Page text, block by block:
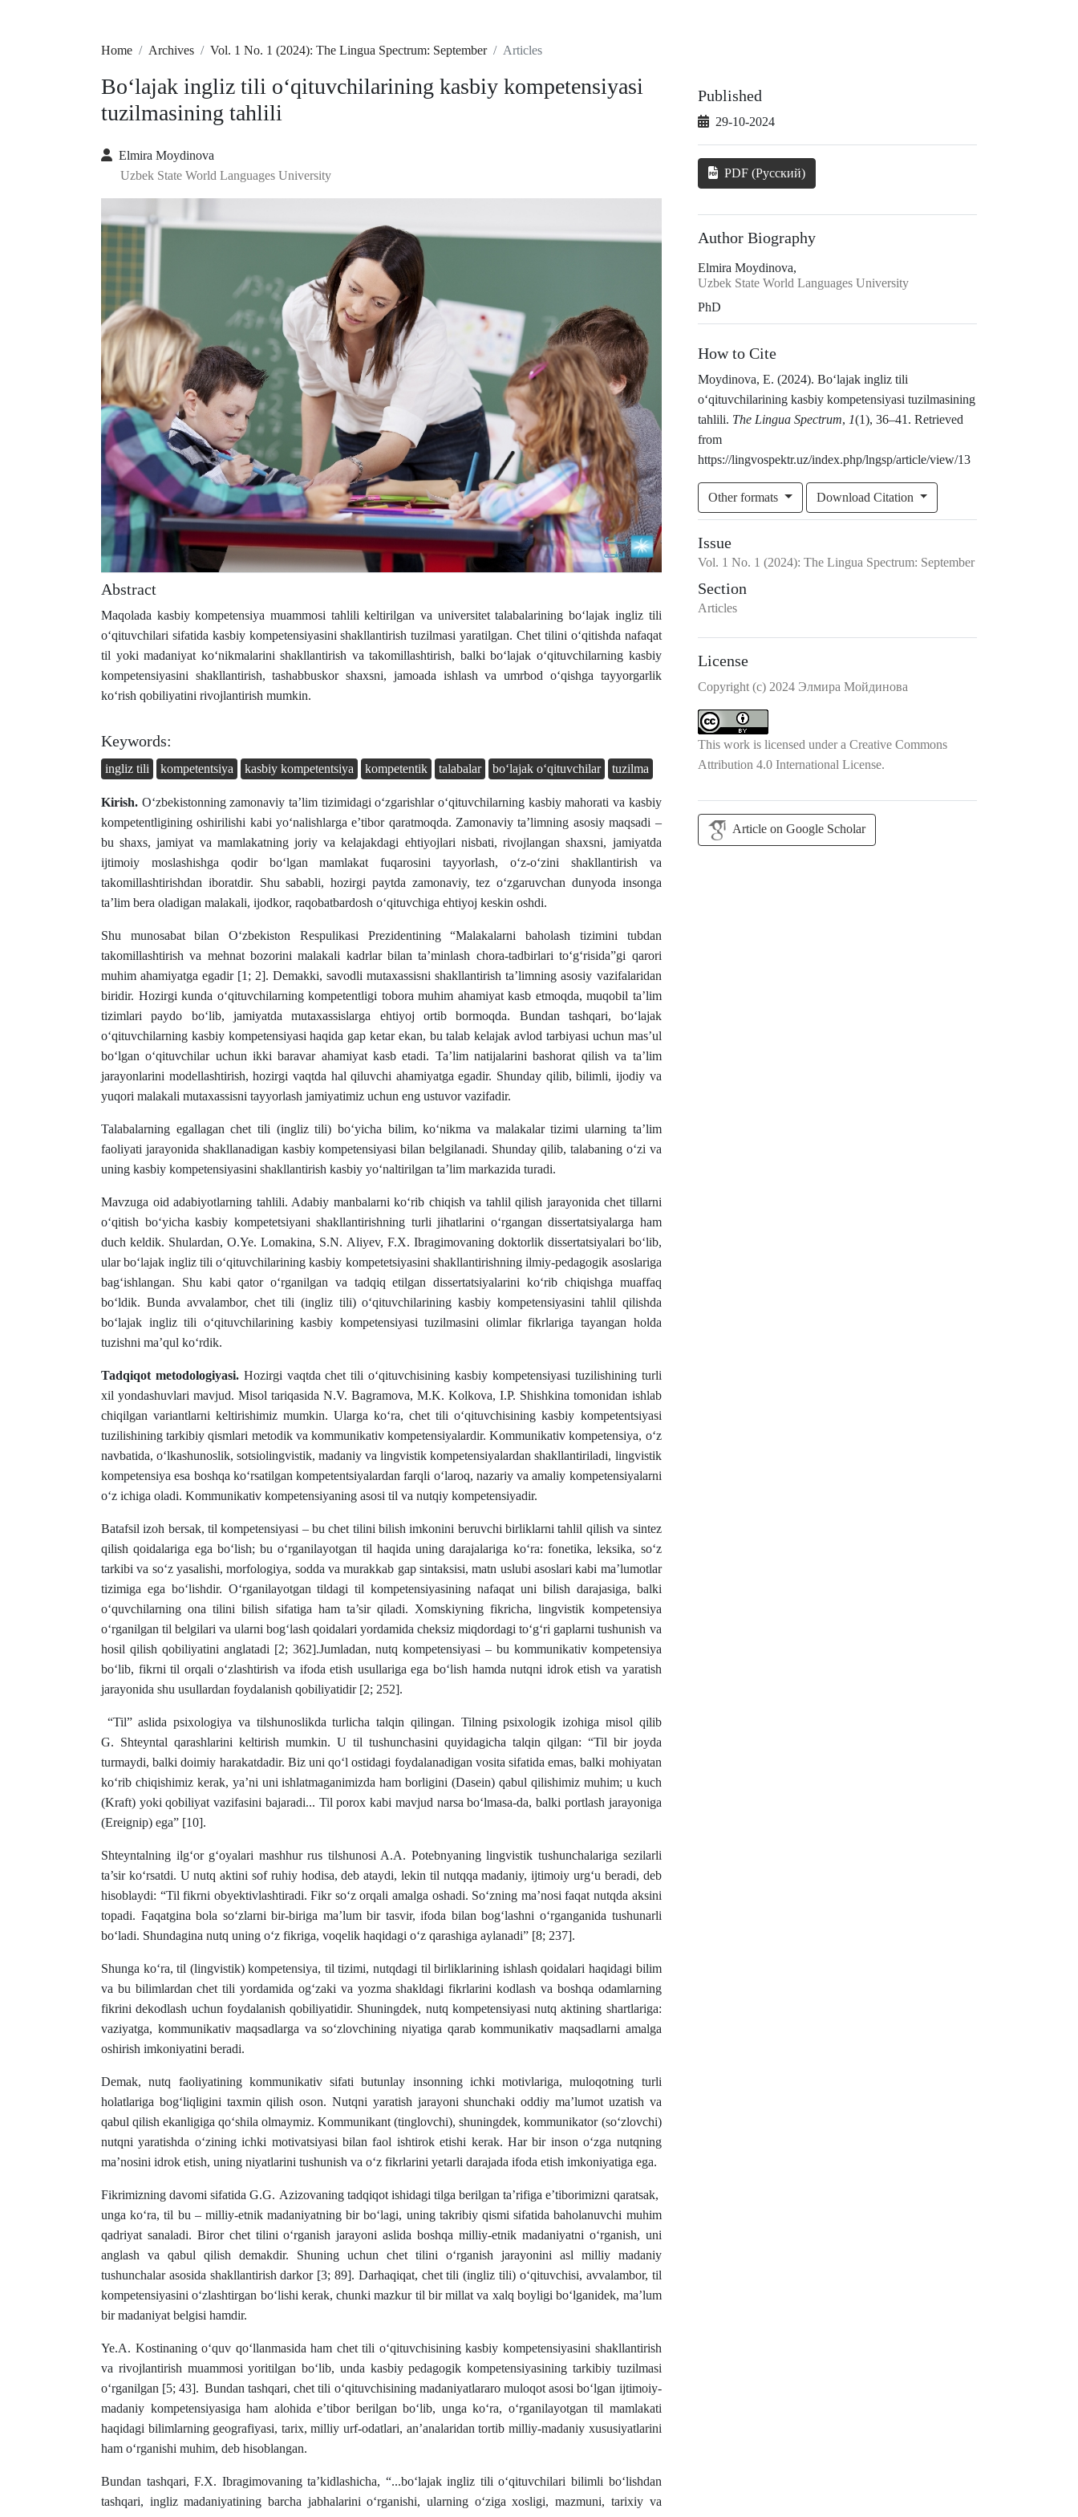
Home Archives Vol. 1 No. 1 (2024): The Lingua Spectrum: September Articles
Bo‘lajak ingliz tili o‘qituvchilarining kasbiy kompetensiyasi
tuzilmasining tahlili
Elmira Moydinova
Uzbek State World Languages University
Abstract
Maqolada kasbiy kompetensiya muammosi tahlili keltirilgan va universitet talabalarining bo‘lajak ingliz tili
o‘qituvchilari sifatida kasbiy kompetensiyasini shakllantirish tuzilmasi yaratilgan. Chet tilini o‘qitishda nafaqat
til yoki madaniyat ko‘nikmalarini shakllantirish va takomillashtirish, balki bo‘lajak o‘qituvchilarning kasbiy
kompetensiyasini shakllantirish, tashabbuskor shaxsni, jamoada ishlash va umrbod o‘qishga tayyorgarlik
ko‘rish qobiliyatini rivojlantirish mumkin.
Keywords:
ingliz tili kompetentsiya kasbiy kompetentsiya kompetentik talabalar bo‘lajak o‘qituvchilar tuzilma
Kirish. O‘zbekistonning zamonaviy ta’lim tizimidagi o‘zgarishlar o‘qituvchilarning kasbiy mahorati va kasbiy
kompetentligining oshirilishi kabi yo‘nalishlarga e’tibor qaratmoqda. Zamonaviy ta’limning asosiy maqsadi –
bu shaxs, jamiyat va mamlakatning joriy va kelajakdagi ehtiyojlari nisbati, rivojlangan shaxsni, jamiyatda
ijtimoiy moslashishga qodir bo‘lgan mamlakat fuqarosini tayyorlash, o‘z‑o‘zini shakllantirish va
takomillashtirishdan iboratdir. Shu sababli, hozirgi paytda zamonaviy, tez o‘zgaruvchan dunyoda insonga
ta’lim bera oladigan malakali, ijodkor, raqobatbardosh o‘qituvchiga ehtiyoj keskin oshdi.
Shu munosabat bilan O‘zbekiston Respulikasi Prezidentining “Malakalarni baholash tizimini tubdan
takomillashtirish va mehnat bozorini malakali kadrlar bilan ta’minlash chora-tadbirlari to‘g‘risida”gi qarori
muhim ahamiyatga egadir [1; 2]. Demakki, savodli mutaxassisni shakllantirish ta’limning asosiy vazifalaridan
biridir. Hozirgi kunda o‘qituvchilarning kompetentligi tobora muhim ahamiyat kasb etmoqda, muqobil ta’lim
tizimlari paydo bo‘lib, jamiyatda mutaxassislarga ehtiyoj ortib bormoqda. Bundan tashqari, bo‘lajak
o‘qituvchilarning kasbiy kompetensiyasi haqida gap ketar ekan, bu talab kelajak avlod tarbiyasi uchun mas’ul
bo‘lgan o‘qituvchilar uchun ikki baravar ahamiyat kasb etadi. Ta’lim natijalarini bashorat qilish va ta’lim
jarayonlarini modellashtirish, hozirgi vaqtda hal qiluvchi ahamiyatga egadir. Shunday qilib, bilimli, ijodiy va
yuqori malakali mutaxassisni tayyorlash jamiyatimiz uchun eng ustuvor vazifadir.
Talabalarning egallagan chet tili (ingliz tili) bo‘yicha bilim, ko‘nikma va malakalar tizimi ularning ta’lim
faoliyati jarayonida shakllanadigan kasbiy kompetensiyasi bilan belgilanadi. Shunday qilib, talabaning o‘zi va
uning kasbiy kompetensiyasini shakllantirish kasbiy yo‘naltirilgan ta’lim markazida turadi.
Mavzuga oid adabiyotlarning tahlili. Adabiy manbalarni ko‘rib chiqish va tahlil qilish jarayonida chet tillarni
o‘qitish bo‘yicha kasbiy kompetetsiyani shakllantirishning turli jihatlarini o‘rgangan dissertatsiyalarga ham
duch keldik. Shulardan, O.Ye. Lomakina, S.N. Aliyev, F.X. Ibragimovaning doktorlik dissertatsiyalari bo‘lib,
ular bo‘lajak ingliz tili o‘qituvchilarining kasbiy kompetetsiyasini shakllantirishning ilmiy-pedagogik asoslariga
bag‘ishlangan. Shu kabi qator o‘rganilgan va tadqiq etilgan dissertatsiyalarini ko‘rib chiqishga muaffaq
bo‘ldik. Bunda avvalambor, chet tili (ingliz tili) o‘qituvchilarining kasbiy kompetensiyasini tahlil qilishda
bo‘lajak ingliz tili o‘qituvchilarining kasbiy kompetensiyasi tuzilmasini olimlar fikrlariga tayangan holda
tuzishni ma’qul ko‘rdik.
Tadqiqot metodologiyasi.Hozirgi vaqtda chet tili o‘qituvchisining kasbiy kompetensiyasi tuzilishining turli
xil yondashuvlari mavjud. Misol tariqasida N.V. Bagramova, M.K. Kolkova, I.P. Shishkina tomonidan ishlab
chiqilgan variantlarni keltirishimiz mumkin. Ularga ko‘ra, chet tili o‘qituvchisining kasbiy kompetentsiyasi
tuzilishining tarkibiy qismlari metodik va kommunikativ kompetensiyalardir. Kommunikativ kompetensiya, o‘z
navbatida, o‘lkashunoslik, sotsiolingvistik, madaniy va lingvistik kompetensiyalardan shakllantiriladi, lingvistik
kompetensiya esa boshqa ko‘rsatilgan kompetentsiyalardan farqli o‘laroq, nazariy va amaliy kompetensiyalarni
o‘z ichiga oladi. Kommunikativ kompetensiyaning asosi til va nutqiy kompetensiyadir.
Batafsil izoh bersak, til kompetensiyasi – bu chet tilini bilish imkonini beruvchi birliklarni tahlil qilish va sintez
qilish qoidalariga ega bo‘lish; bu o‘rganilayotgan til haqida uning darajalariga ko‘ra: fonetika, leksika, so‘z
tarkibi va so‘z yasalishi, morfologiya, sodda va murakkab gap sintaksisi, matn uslubi asoslari kabi ma’lumotlar
tizimiga ega bo‘lishdir. O‘rganilayotgan tildagi til kompetensiyasining nafaqat uni bilish darajasiga, balki
o‘quvchilarning ona tilini bilish sifatiga ham ta’sir qiladi. Xomskiyning fikricha, lingvistik kompetensiya
o‘rganilgan til belgilari va ularni bog‘lash qoidalari yordamida cheksiz miqdordagi to‘g‘ri gaplarni tushunish va
hosil qilish qobiliyatini anglatadi [2; 362].Jumladan, nutq kompetensiyasi – bu kommunikativ kompetensiya
bo‘lib, fikrni til orqali o‘zlashtirish va ifoda etish usullariga ega bo‘lish hamda nutqni idrok etish va yaratish
jarayonida shu usullardan foydalanish qobiliyatidir [2; 252].
“Til” aslida psixologiya va tilshunoslikda turlicha talqin qilingan. Tilning psixologik izohiga misol qilib
G. Shteyntal qarashlarini keltirish mumkin. U til tushunchasini quyidagicha talqin qilgan: “Til bir joyda
turmaydi, balki doimiy harakatdadir. Biz uni qo‘l ostidagi foydalanadigan vosita sifatida emas, balki mohiyatan
ko‘rib chiqishimiz kerak, ya’ni uni ishlatmaganimizda ham borligini (Dasein) qabul qilishimiz muhim; u kuch
(Kraft) yoki qobiliyat vazifasini bajaradi... Til porox kabi mavjud narsa bo‘lmasa-da, balki portlash jarayoniga
(Ereignip) ega” [10].
Shteyntalning ilg‘or g‘oyalari mashhur rus tilshunosi A.A. Potebnyaning lingvistik tushunchalariga sezilarli
ta’sir ko‘rsatdi. U nutq aktini sof ruhiy hodisa, deb ataydi, lekin til nutqqa madaniy, ijtimoiy urg‘u beradi, deb
hisoblaydi: “Til fikrni obyektivlashtiradi. Fikr so‘z orqali amalga oshadi. So‘zning ma’nosi faqat nutqda aksini
topadi. Faqatgina bola so‘zlarni bir-biriga ma’lum bir tasvir, ifoda bilan bog‘lashni o‘rganganida tushunarli
bo‘ladi. Shundagina nutq uning o‘z fikriga, voqelik haqidagi o‘z qarashiga aylanadi” [8; 237].
Shunga ko‘ra, til (lingvistik) kompetensiya, til tizimi, nutqdagi til birliklarining ishlash qoidalari haqidagi bilim
va bu bilimlardan chet tili yordamida og‘zaki va yozma shakldagi fikrlarini kodlash va boshqa odamlarning
fikrini dekodlash uchun foydalanish qobiliyatidir. Shuningdek, nutq kompetensiyasi nutq aktining shartlariga:
vaziyatga, kommunikativ maqsadlarga va so‘zlovchining niyatiga qarab kommunikativ maqsadlarni amalga
oshirish imkoniyatini beradi.
Demak, nutq faoliyatining kommunikativ sifati butunlay insonning ichki motivlariga, muloqotning turli
holatlariga bog‘liqligini taxmin qilish oson. Nutqni yaratish jarayoni shunchaki oddiy ma’lumot uzatish va
qabul qilish ekanligiga qo‘shila olmaymiz. Kommunikant (tinglovchi), shuningdek, kommunikator (so‘zlovchi)
nutqni yaratishda o‘zining ichki motivatsiyasi bilan faol ishtirok etishi kerak. Har bir inson o‘zga nutqning
ma’nosini idrok etish, uning niyatlarini tushunish va o‘z fikrlarini yetarli darajada ifoda etish imkoniyatiga ega.
Fikrimizning davomi sifatida G.G. Azizovaning tadqiqot ishidagi tilga berilgan ta’rifiga e’tiborimizni qaratsak,
unga ko‘ra, til bu – milliy-etnik madaniyatning bir bo‘lagi, uning takribiy qismi sifatida baholanuvchi muhim
qadriyat sanaladi. Biror chet tilini o‘rganish jarayoni aslida boshqa milliy-etnik madaniyatni o‘rganish, uni
anglash va qabul qilish demakdir. Shuning uchun chet tilini o‘rganish jarayonini asl milliy madaniy
tushunchalar asosida shakllantirish darkor [3; 89]. Darhaqiqat, chet tili (ingliz tili) o‘qituvchisi, avvalambor, til
kompetensiyasini o‘zlashtirgan bo‘lishi kerak, chunki mazkur til bir millat va xalq boyligi bo‘lganidek, ma’lum
bir madaniyat belgisi hamdir.
Ye.A. Kostinaning o‘quv qo‘llanmasida ham chet tili o‘qituvchisining kasbiy kompetensiyasini shakllantirish
va rivojlantirish muammosi yoritilgan bo‘lib, unda kasbiy pedagogik kompetensiyasining tarkibiy tuzilmasi
o‘rganilgan [5; 43]. Bundan tashqari, chet tili o‘qituvchisining madaniyatlararo muloqot asosi bo‘lgan ijtimoiy-
madaniy kompetensiyasiga ham alohida e’tibor berilgan bo‘lib, unga ko‘ra, o‘rganilayotgan til mamlakati
haqidagi bilimlarning geografiyasi, tarix, milliy urf-odatlari, an’analaridan tortib milliy-madaniy xususiyatlarini
ham o‘rganishi muhim, deb hisoblangan.
Bundan tashqari, F.X. Ibragimovaning ta’kidlashicha, “...bo‘lajak ingliz tili o‘qituvchilari bilimli bo‘lishdan
tashqari, ingliz madaniyatining barcha jabhalarini o‘rganishi, ularning o‘ziga xosligi, mazmuni, tarixiy va
Published
29-10-2024
PDF (Русский)
Author Biography
Elmira Moydinova,
Uzbek State World Languages University
PhD
How to Cite
Moydinova, E. (2024). Bo‘lajak ingliz tili
o‘qituvchilarining kasbiy kompetensiyasi tuzilmasining
tahlili. The Lingua Spectrum, 1(1), 36–41. Retrieved
from
https://lingvospektr.uz/index.php/lngsp/article/view/13
Other formats Download Citation
Issue
Vol. 1 No. 1 (2024): The Lingua Spectrum: September
Section
Articles
License
Copyright (c) 2024 Элмира Мойдинова
This work is licensed under a Creative Commons
Attribution 4.0 International License.
Article on Google Scholar